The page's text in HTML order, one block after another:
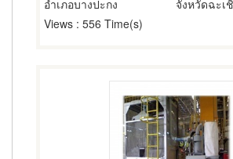
อำเภอบางปะกง
จังหวัดฉะเ
Views : 556 Time(s)